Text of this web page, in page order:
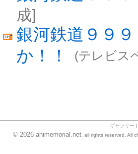
成]
銀河鉄道９９
か！！ (テレビス
ギャラリー
© 2026 animemorial.net, all rights reserved. All